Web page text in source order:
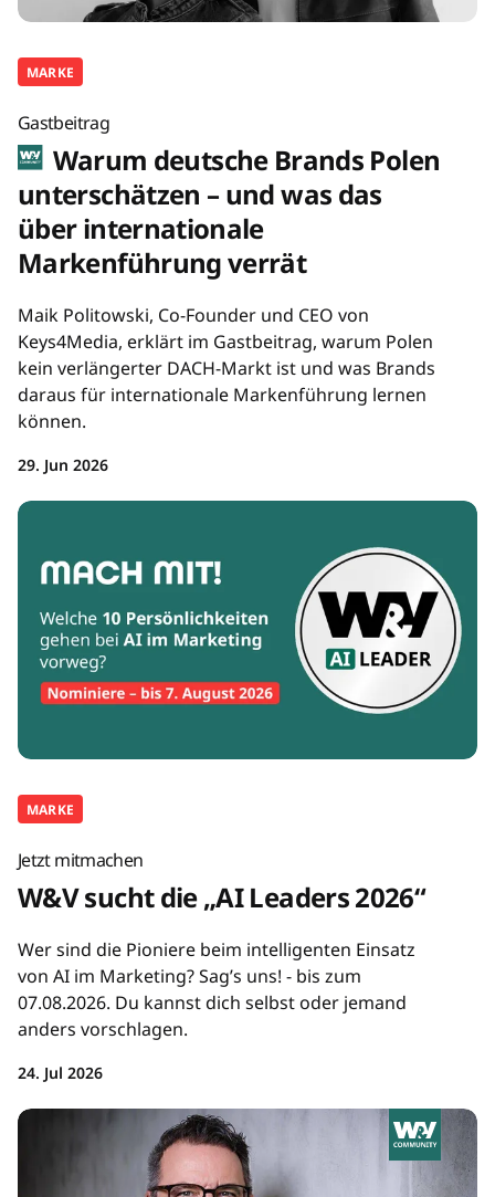
MARKE
Gastbeitrag
Warum deutsche Brands Polen
unterschätzen – und was das
über internationale
Markenführung verrät
Maik Politowski, Co-Founder und CEO von
Keys4Media, erklärt im Gastbeitrag, warum Polen
kein verlängerter DACH-Markt ist und was Brands
daraus für internationale Markenführung lernen
können.
29. Jun 2026
MARKE
Jetzt mitmachen
W&V sucht die „AI Leaders 2026“
Wer sind die Pioniere beim intelligenten Einsatz
von AI im Marketing? Sag’s uns! - bis zum
07.08.2026. Du kannst dich selbst oder jemand
anders vorschlagen.
24. Jul 2026